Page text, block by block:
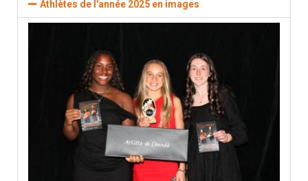
Athlètes de l'année 2025 en images